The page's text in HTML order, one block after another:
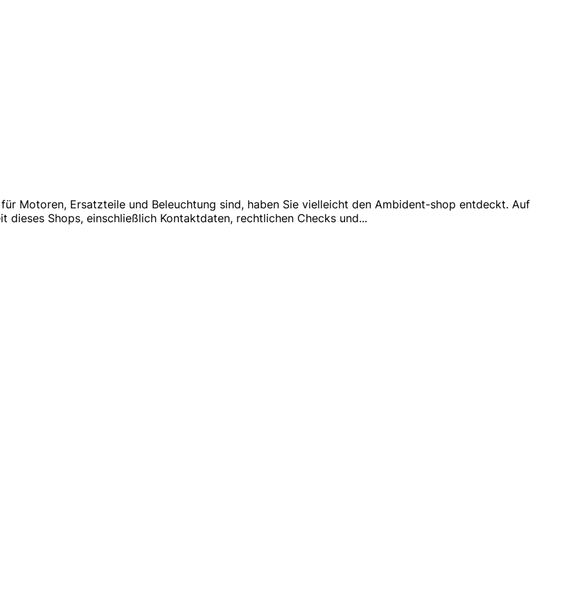
Motoren, Ersatzteile und Beleuchtung sind, haben Sie vielleicht den Ambident-shop entdeckt. Auf
Shops, einschließlich Kontaktdaten, rechtlichen Checks und...